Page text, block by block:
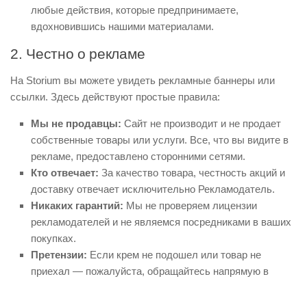
любые действия, которые предпринимаете,
вдохновившись нашими материалами.
2. Честно о рекламе
На Storium вы можете увидеть рекламные баннеры или
ссылки. Здесь действуют простые правила:
Мы не продавцы: Сайт не производит и не продает
собственные товары или услуги. Все, что вы видите в
рекламе, предоставлено сторонними сетями.
Кто отвечает: За качество товара, честность акций и
доставку отвечает исключительно Рекламодатель.
Никаких гарантий: Мы не проверяем лицензии
рекламодателей и не являемся посредниками в ваших
покупках.
Претензии: Если крем не подошел или товар не
приехал — пожалуйста, обращайтесь напрямую в